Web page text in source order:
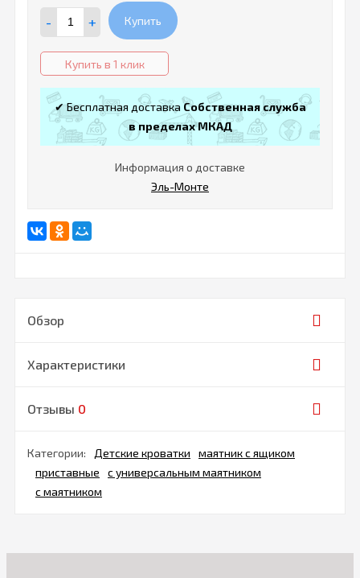
- + Купить
Купить в 1 клик
✔ Бесплатная доставкаСобственная служба
в пределах МКАД
Информация о доставке
Эль-Монте
Обзор
Характеристики
Отзывы 0
Категории: Детские кроватки
маятник с ящиком
приставные
с универсальным маятником
с маятником